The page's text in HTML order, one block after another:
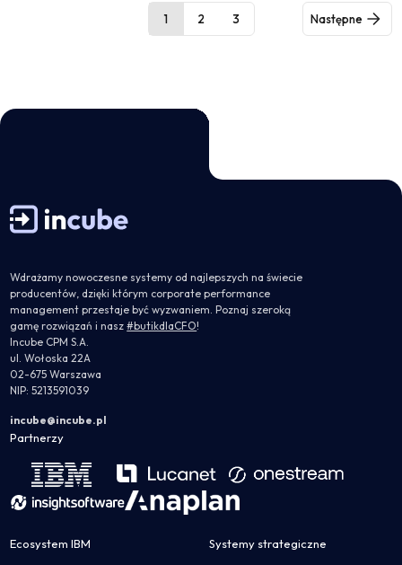
1 2 3 Następne
Wdrażamy nowoczesne systemy od najlepszych na świecie
producentów, dzięki którym corporate performance
management przestaje być wyzwaniem. Poznaj szeroką
gamę rozwiązań i nasz#butikdlaCFO!
Incube CPM S.A.
ul. Wołoska 22A
02-675 Warszawa
NIP: 5213591039
incube@incube.pl
Partnerzy
Ecosystem IBM Systemy strategiczne